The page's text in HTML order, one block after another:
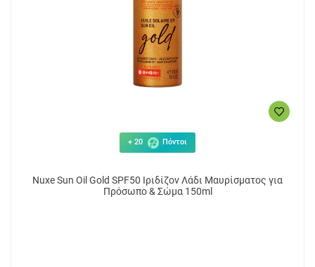
+ 20 Πόντοι
Nuxe Sun Oil Gold SPF50 Ιριδίζον Λάδι Μαυρίσματος για
Πρόσωπο & Σώμα 150ml